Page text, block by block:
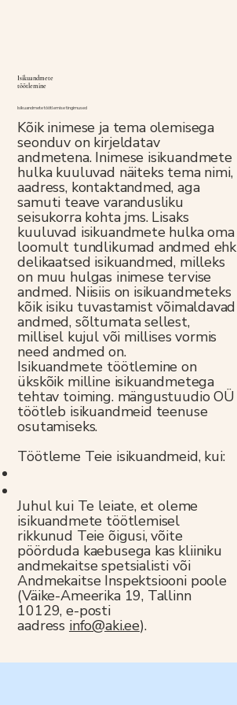
Isikuandmete
töötlemine
Isikuandmete töötlemise tingimused
Kõik inimese ja tema olemisega
seonduv on kirjeldatav
andmetena. Inimese isikuandmete
hulka kuuluvad näiteks tema nimi,
aadress, kontaktandmed, aga
samuti teave varandusliku
seisukorra kohta jms. Lisaks
kuuluvad isikuandmete hulka oma
loomult tundlikumad andmed ehk
delikaatsed isikuandmed, milleks
on muu hulgas inimese tervise
andmed. Niisiis on isikuandmeteks
kõik isiku tuvastamist võimaldavad
andmed, sõltumata sellest,
millisel kujul või millises vormis
need andmed on.
Isikuandmete töötlemine on
ükskõik milline isikuandmetega
tehtav toiming. mängustuudio OÜ
töötleb isikuandmeid teenuse
osutamiseks.
Töötleme Teie isikuandmeid, kui:
Juhul kui Te leiate, et oleme
isikuandmete töötlemisel
rikkunud Teie õigusi, võite
pöörduda kaebusega kas kliiniku
andmekaitse spetsialisti või
Andmekaitse Inspektsiooni poole
(Väike-Ameerika 19, Tallinn
10129, e-posti
aadress info@aki.ee).